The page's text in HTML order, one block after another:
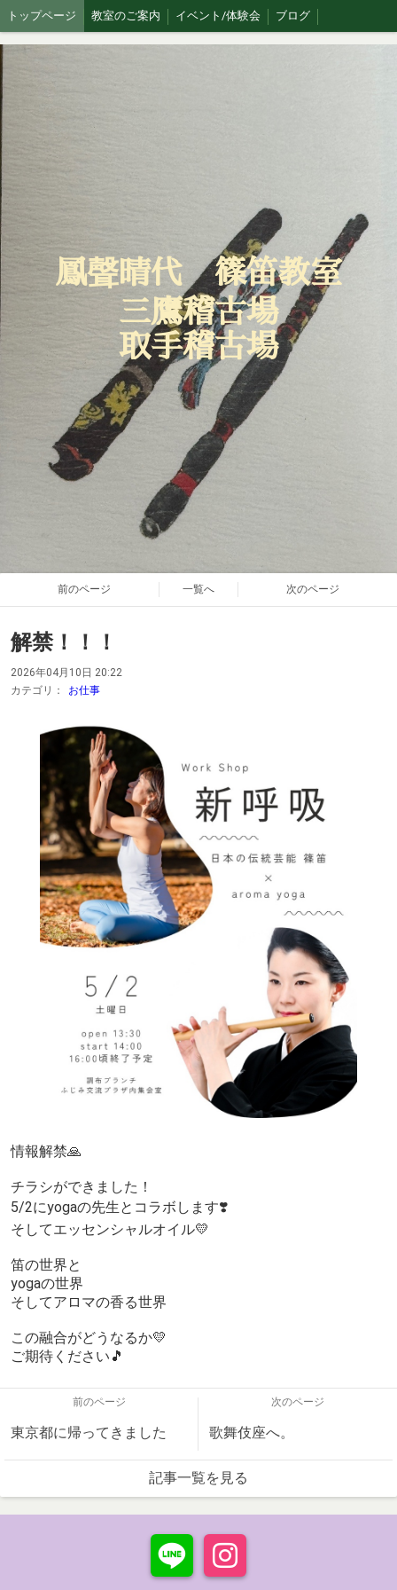
トップページ 教室のご案内 イベント/体験会 ブログ
鳳聲晴代 篠笛教室
三鷹稽古場
取手稽古場
前のページ 一覧へ 次のページ
解禁！！！
2026年04月10日 20:22
カテゴリ：
お仕事
情報解禁🙏
チラシができました！
5/2にyogaの先生とコラボします❣️
そしてエッセンシャルオイル💛
笛の世界と
yogaの世界
そしてアロマの香る世界
この融合がどうなるか💛
ご期待ください🎵
前のページ
東京都に帰ってきました
次のページ
歌舞伎座へ。
記事一覧を見る